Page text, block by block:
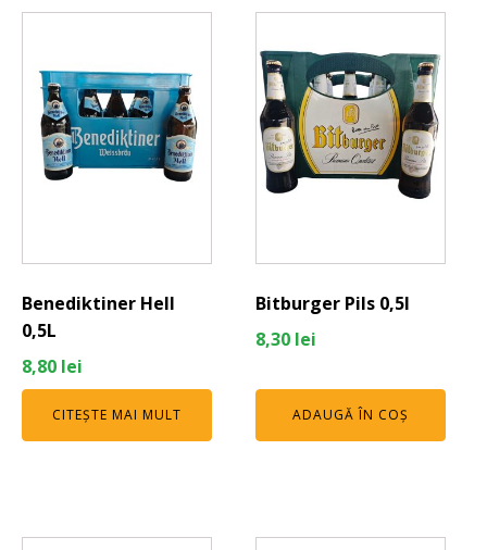
Benediktiner Hell
0,5L
8,80 lei
CITEȘTE MAI MULT
Bitburger Pils 0,5l
8,30 lei
ADAUGĂ ÎN COȘ